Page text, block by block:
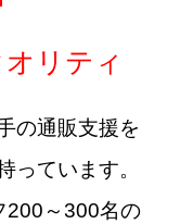
リティ
の通販支援を
っています。
200～300名の